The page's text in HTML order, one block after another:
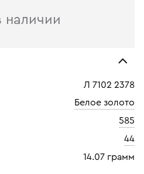
наличии
Л 7102 2378
Белое золото
585
44
14.07 грамм